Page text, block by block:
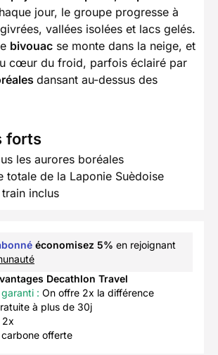
jour, le groupe progresse à
vallées isolées et lacs gelés.
bivouac se monte dans la neige, et
cœur du froid, parfois éclairé par
dansant au-dessus des
forts
les aurores boréales
totale de la Laponie Suèdoise
inclus
économisez 5% en rejoignant
Decathlon Travel
: On offre 2x la différence
à plus de 30j
2x
offerte